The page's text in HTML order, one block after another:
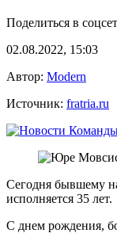
Поделиться в
02.08.2022, 15:03
Автор: Modern
Источник: fratria.ru
Сегодня бывшему
исполняется 35 лет.
С днем рождения,